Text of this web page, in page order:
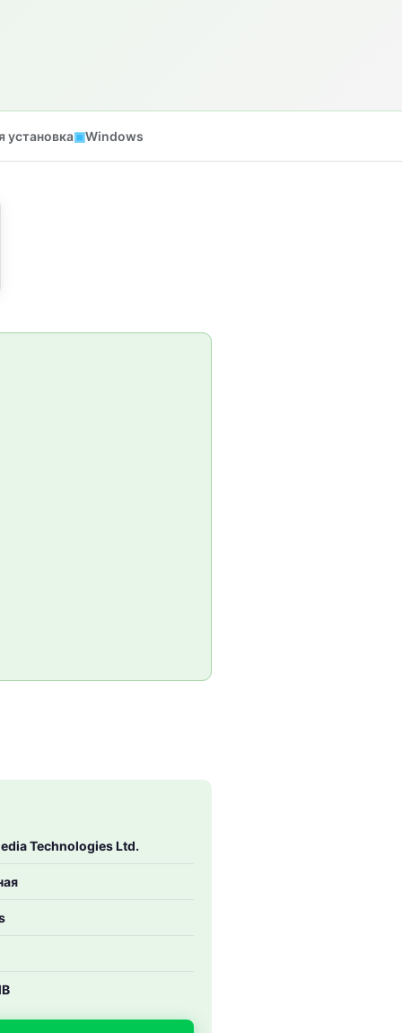
установка Windows
Technologies Ltd.